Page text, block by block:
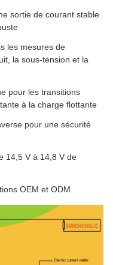
sortie de courant stable
les mesures de
la sous-tension et la
pour les transitions
à la charge flottante
pour une sécurité
14,5 V à 14,8 V de
OEM et ODM